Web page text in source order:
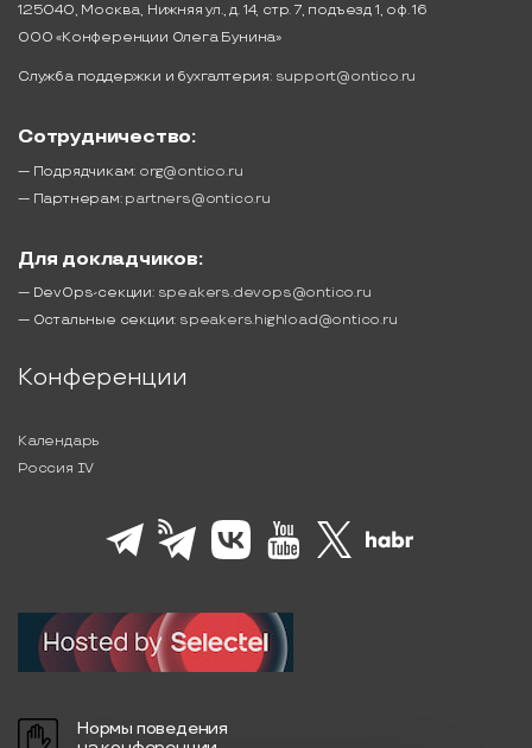
125040, Москва, Нижняя ул., д. 14, стр. 7, подъезд 1, оф. 16
ООО «Конференции Олега Бунина»
Служба поддержки и бухгалтерия: support@ontico.ru
Сотрудничество:
— Подрядчикам: org@ontico.ru
— Партнерам: partners@ontico.ru
Для докладчиков:
— DevOps-секции: speakers.devops@ontico.ru
— Остальные секции: speakers.highload@ontico.ru
Конференции
Календарь
Россия IV
Нормы поведения